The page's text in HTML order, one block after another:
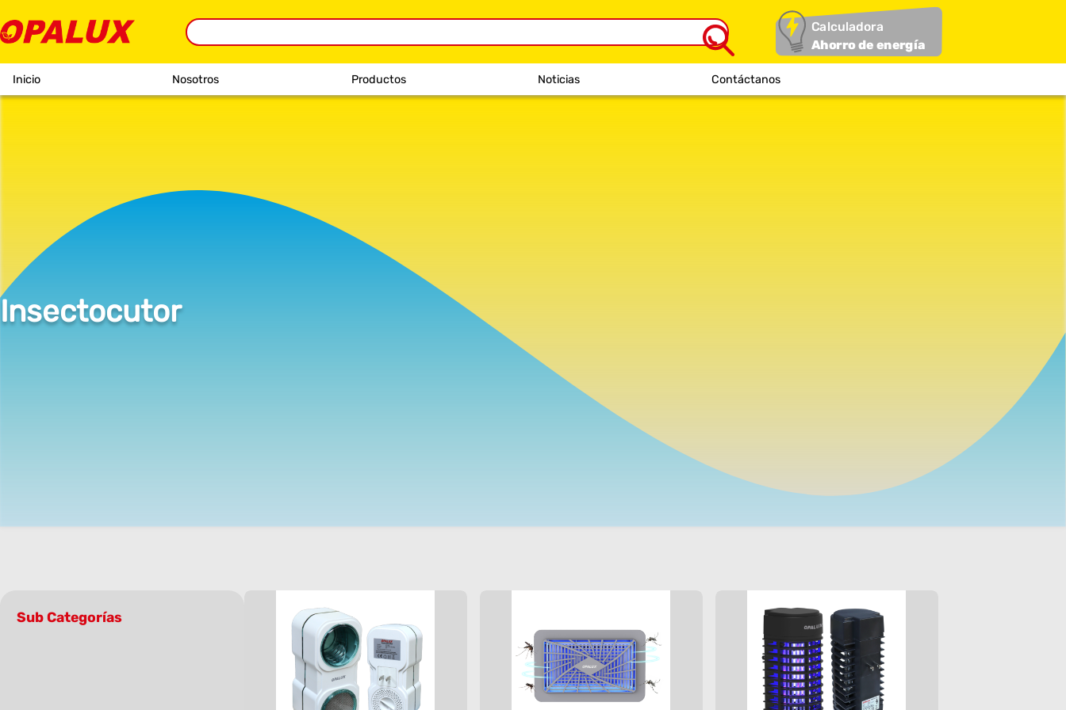
Calculadora
Ahorro de energía
Inicio Nosotros Productos Noticias Contáctanos
Insectocutor
Sub Categorías